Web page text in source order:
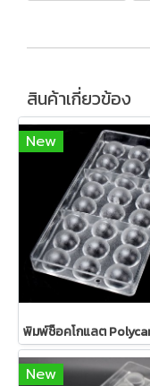
สินค้าเกี่ยวข้อง
New
New